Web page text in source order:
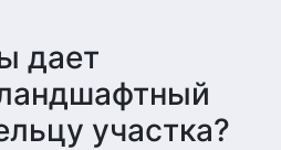
дает
участка?